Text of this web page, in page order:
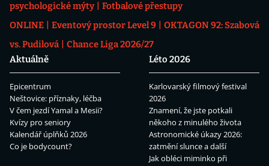
psychologické mýty
Fotbalové přestupy
ONLINE
Eventový prostor Level 9
OKTAGON 92: Szabová
vs. Pudilová
Chance Liga 2026/27
Aktuálně
Epicentrum
Neštovice: příznaky, léčba
V čem jezdí Yamal a Mesii?
Kvízy pro seniory
Kalendář úplňků 2026
Co je bodycount?
Léto 2026
Karlovarský filmový festival
2026
Znamení, že jste potkali
někoho z minulého života
Astronomické úkazy 2026:
zatmění slunce a další
Jak obléci miminko při